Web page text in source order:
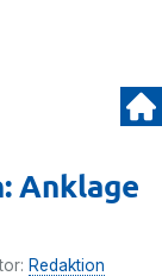
Anklage
Redaktion